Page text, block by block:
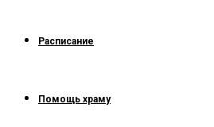
Расписание
Помощь храму